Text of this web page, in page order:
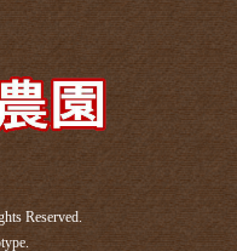
Reserved.
.